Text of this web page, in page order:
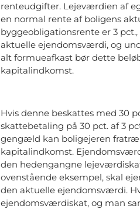
renteudgifter. Lejeværdien af
en normal rente af boligens
byggeobligationsrente er 3
aktuelle ejendomsværdi, og
alt formueafkast bør dette
kapitalindkomst.
Hvis denne beskattes med 30
skattebetaling på 30 pct. af 3
gengæld kan boligejeren
kapitalindkomst.
den hedengangne
ovenstående eksempel, skal
den aktuelle ejendomsværdi.
ejendomsværdiskat, og man